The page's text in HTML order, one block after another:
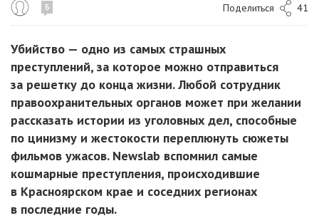
5 Поделиться 41
Убийство — одно из самых страшных
преступлений, за которое можно отправиться
за решетку до конца жизни. Любой сотрудник
правоохранительных органов может при желании
рассказать истории из уголовных дел, способные
по цинизму и жестокости переплюнуть сюжеты
фильмов ужасов. Newslab вспомнил самые
кошмарные преступления, происходившие
в Красноярском крае и соседних регионах
в последние годы.